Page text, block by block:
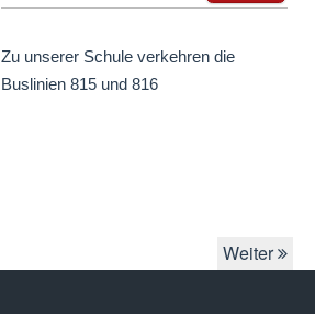
Zu unserer Schule verkehren die
Buslinien 815 und 816
Weiter